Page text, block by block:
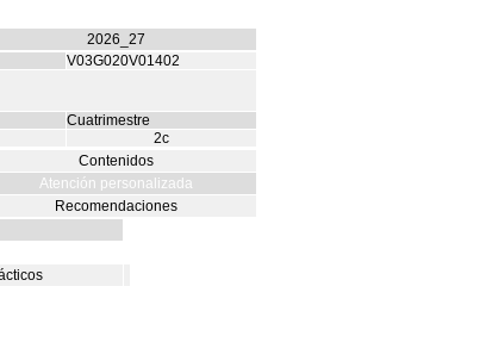
2026_27
V03G020V01402
Cuatrimestre
2c
Contenidos
Atención personalizada
Recomendaciones